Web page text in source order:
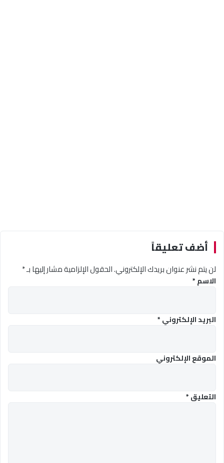
أضف تعليقاً
لن يتم نشر عنوان بريدك الإلكتروني.الحقول الإلزامية مشار إليها بـ*
الاسم*
البريد الإلكتروني*
الموقع الإلكتروني
التعليق*